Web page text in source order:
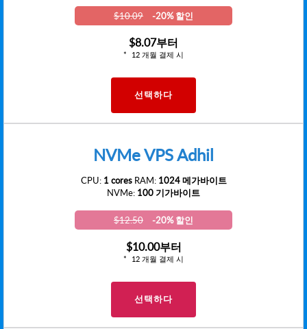
$10.09 -20% 할인
$8.07부터
12 개월 결제 시
선택하다
NVMe VPS Adhil
CPU: 1 coresRAM: 1024 메가바이트
NVMe: 100 기가바이트
$12.50 -20% 할인
$10.00부터
12 개월 결제 시
선택하다